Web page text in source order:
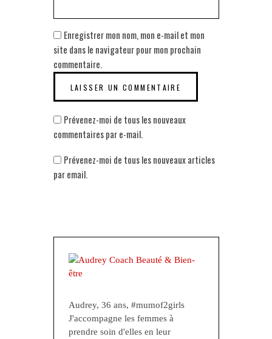
Enregistrer mon nom, mon e-mail et mon
site dans le navigateur pour mon prochain
commentaire.
Prévenez-moi de tous les nouveaux
commentaires par e-mail.
Prévenez-moi de tous les nouveaux articles
par email.
Audrey, 36 ans, #mumof2girls
J'accompagne les femmes à
prendre soin d'elles en leur